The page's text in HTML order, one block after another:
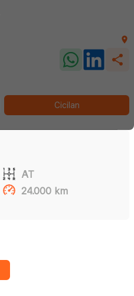
Cicilan
AT
24.000 km